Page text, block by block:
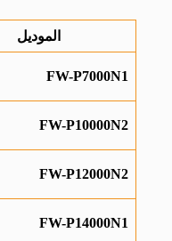
الموديل
FW-P7000N1
FW-P10000N2
FW-P12000N2
FW-P14000N1